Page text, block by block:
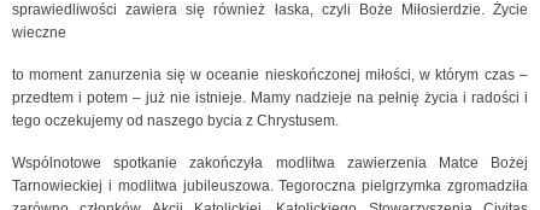
sprawiedliwości zawiera się również łaska, czyli Boże Miłosierdzie. Życie
wieczne
to moment zanurzenia się w oceanie nieskończonej miłości, w którym czas –
przedtem i potem – już nie istnieje. Mamy nadzieje na pełnię życia i radości i
tego oczekujemy od naszego bycia z Chrystusem.
Wspólnotowe spotkanie zakończyła modlitwa zawierzenia Matce Bożej
Tarnowieckiej i modlitwa jubileuszowa. Tegoroczna pielgrzymka zgromadziła